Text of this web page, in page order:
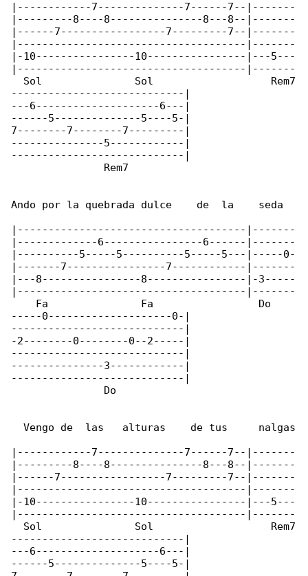
|------------7--------------7------7--|-------
|---------8----8---------------8---8--|-------
|------7-----------------7---------7--|-------
|-------------------------------------|-------
|-10----------------10----------------|---5---
|-------------------------------------|-------
  Sol               Sol                   Rem7
----------------------------|
---6--------------------6---|
------5--------------5----5-|
7--------7--------7---------|
---------------5------------|
----------------------------|
               Rem7
Ando por la quebrada dulce    de  la    seda
|-------------------------------------|-------
|-------------6----------------6------|-------
|----------5-----5----------5-----5---|-----0-
|-------7----------------7------------|-------
|---8----------------8----------------|-3-----
|-------------------------------------|-------
    Fa               Fa                 Do
-----0--------------------0-|
----------------------------|
-2--------0--------0--2-----|
----------------------------|
---------------3------------|
----------------------------|
               Do
  Vengo de  las   alturas    de tus     nalgas
|------------7--------------7------7--|-------
|---------8----8---------------8---8--|-------
|------7-----------------7---------7--|-------
|-------------------------------------|-------
|-10----------------10----------------|---5---
|-------------------------------------|-------
  Sol               Sol                   Rem7
----------------------------|
---6--------------------6---|
------5--------------5----5-|